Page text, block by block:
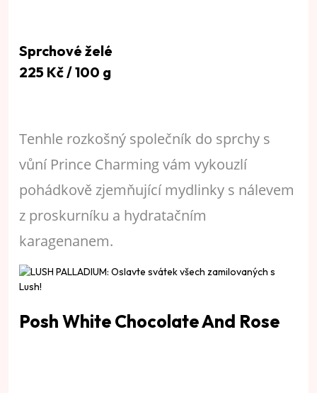
Sprchové želé
225 Kč / 100 g
Tenhle rozkošný společník do sprchy s
vůní Prince Charming vám vykouzlí
pohádkově zjemňující mydlinky s nálevem
z proskurníku a hydratačním
karagenanem.
Posh White Chocolate And Rose